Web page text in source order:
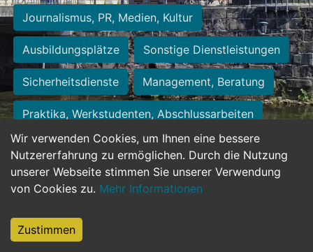
Wir verwenden Cookies, um Ihnen eine bessere
Nutzererfahrung zu ermöglichen. Durch die Nutzung
unserer Webseite stimmen Sie unserer Verwendung
von Cookies zu. Mehr Informationen
Zustimmen
Journalismus, PR, Medien, Kultur
Ausbildungsplätze Sonstige Dienstleistungen
Sicherheitsdienste Management, Beratung
Praktika, Werkstudenten, Abschlussarbeiten
Personalwesen Assistenz, Sekretariat
Hilfskräfte, Aushilfs- und Nebenjobs
Weiterbildung, Studium, duale Ausbildung